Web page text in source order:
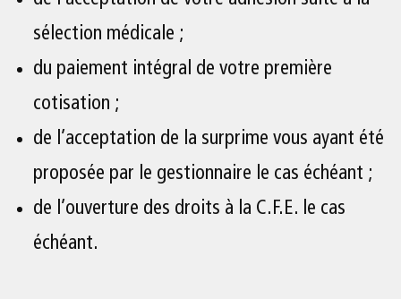
sélection médicale ;
du paiement intégral de votre première
cotisation ;
de l’acceptation de la surprime vous ayant été
proposée par le gestionnaire le cas échéant ;
de l’ouverture des droits à la C.F.E. le cas
échéant.